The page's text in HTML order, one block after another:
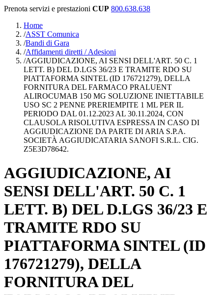
Prenota servizi e prestazioni CUP 800.638.638
Home
/ASST Comunica
/Bandi di Gara
/Affidamenti diretti / Adesioni
/AGGIUDICAZIONE, AI SENSI DELL'ART. 50 C. 1
LETT. B) DEL D.LGS 36/23 E TRAMITE RDO SU
PIATTAFORMA SINTEL (ID 176721279), DELLA
FORNITURA DEL FARMACO PRALUENT
ALIROCUMAB 150 MG SOLUZIONE INIETTABILE
USO SC 2 PENNE PRERIEMPITE 1 ML PER IL
PERIODO DAL 01.12.2023 AL 30.11.2024, CON
CLAUSOLA RISOLUTIVA ESPRESSA IN CASO DI
AGGIUDICAZIONE DA PARTE DI ARIA S.P.A.
SOCIETÀ AGGIUDICATARIA SANOFI S.R.L. CIG.
Z5E3D78642.
AGGIUDICAZIONE, AI
SENSI DELL'ART. 50 C. 1
LETT. B) DEL D.LGS 36/23 E
TRAMITE RDO SU
PIATTAFORMA SINTEL (ID
176721279), DELLA
FORNITURA DEL